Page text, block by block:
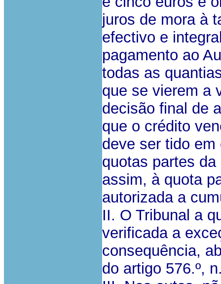
juros de mora à
efectivo e
pagamento ao
todas as
que se vierem a
decisão final de
que o crédito
deve ser tido
quotas partes
assim, à quota
autorizada a
II. O Tribunal a
verificada a
consequência,
do artigo 576.º,